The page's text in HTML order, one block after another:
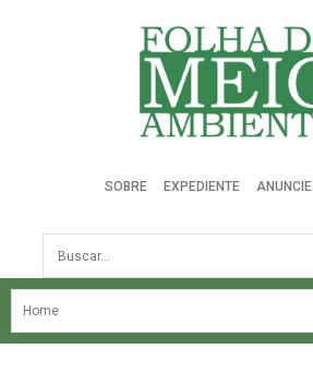
Folha do Meio Ambiente
SOBRE EXPEDIENTE ANUNCIE
Busca
NOSSA HISTÓRIA